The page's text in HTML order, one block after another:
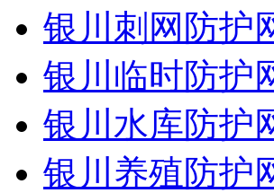
银川刺网防护
银川临时防护
银川水库防护
银川养殖防护